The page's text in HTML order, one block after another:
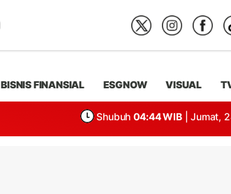
BISNIS FINANSIAL ESGNOW VISUAL
Shubuh 04:44 WIB | Jumat,